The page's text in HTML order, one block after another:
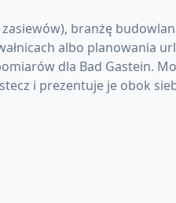
branżę
albo planowania
dla Bad Gastein.
i prezentuje je obok